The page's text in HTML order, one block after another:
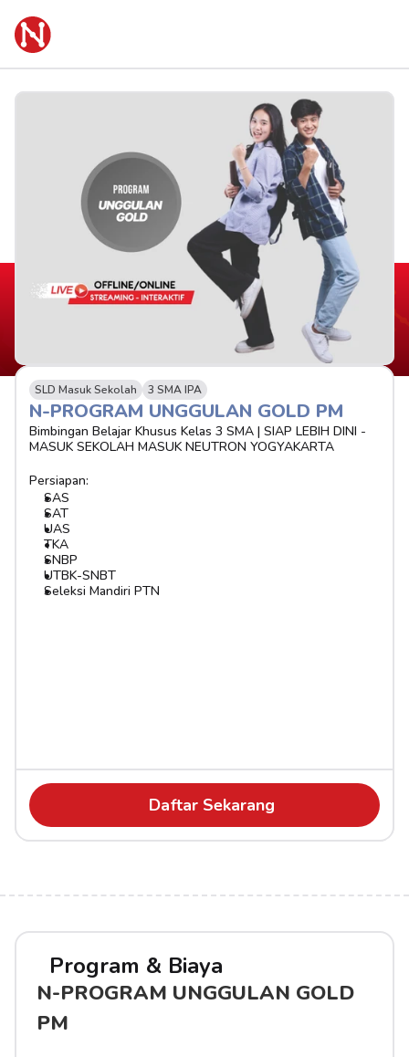
SLD Masuk Sekolah 3 SMA IPA
N-PROGRAM UNGGULAN GOLD PM
Bimbingan Belajar Khusus Kelas 3 SMA | SIAP LEBIH DINI -
MASUK SEKOLAH MASUK NEUTRON YOGYAKARTA
Persiapan:
SAS
SAT
UAS
TKA
SNBP
UTBK-SNBT
Seleksi Mandiri PTN
Daftar Sekarang
Program & Biaya
N-PROGRAM UNGGULAN GOLD
PM